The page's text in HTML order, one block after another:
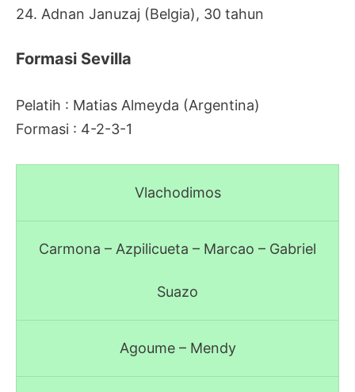
24. Adnan Januzaj (Belgia), 30 tahun
Formasi Sevilla
Pelatih : Matias Almeyda (Argentina)
Formasi : 4-2-3-1
Vlachodimos
Carmona – Azpilicueta – Marcao – Gabriel
Suazo
Agoume – Mendy